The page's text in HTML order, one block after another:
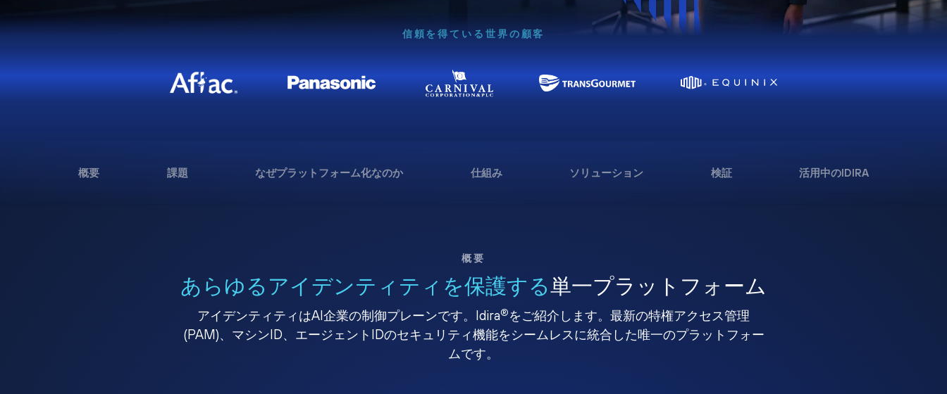
信頼を得ている世界の顧客
概要 課題 なぜプラットフォーム化なのか 仕組み ソリューション 検証 活用中のIDIRA
概要
あらゆるアイデンティティを保護する単一プラットフォーム
アイデンティティはAI企業の制御プレーンです。Idira®をご紹介します。最新の特権アクセス管理
(PAM)、マシンID、エージェントIDのセキュリティ機能をシームレスに統合した唯一のプラットフォー
ムです。